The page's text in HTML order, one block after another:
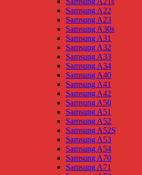
Samsung A22
Samsung A23
Samsung A30s
Samsung A31
Samsung A32
Samsung A33
Samsung A34
Samsung A40
Samsung A41
Samsung A42
Samsung A50
Samsung A51
Samsung A52
Samsung A52S
Samsung A53
Samsung A54
Samsung A70
Samsung A71